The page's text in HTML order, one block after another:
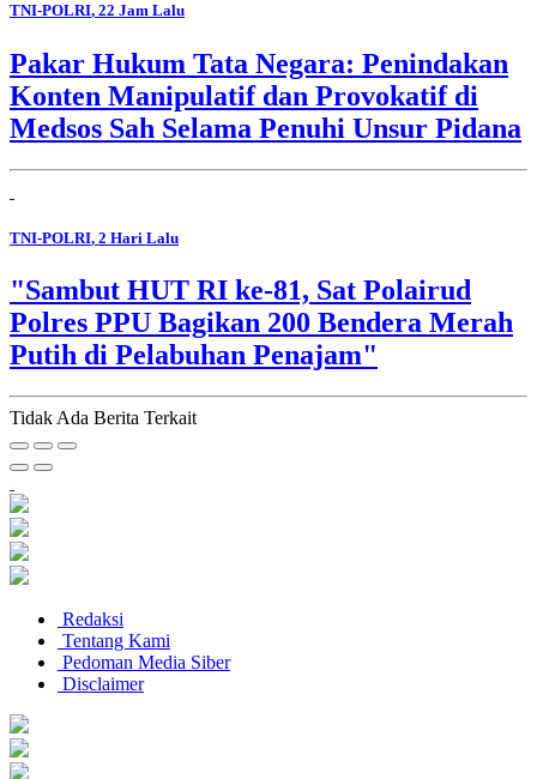
TNI-POLRI, 22 Jam Lalu
Pakar Hukum Tata Negara: Penindakan
Konten Manipulatif dan Provokatif di
Medsos Sah Selama Penuhi Unsur Pidana
TNI-POLRI, 2 Hari Lalu
"Sambut HUT RI ke-81, Sat Polairud
Polres PPU Bagikan 200 Bendera Merah
Putih di Pelabuhan Penajam"
Tidak Ada Berita Terkait
Redaksi
Tentang Kami
Pedoman Media Siber
Disclaimer